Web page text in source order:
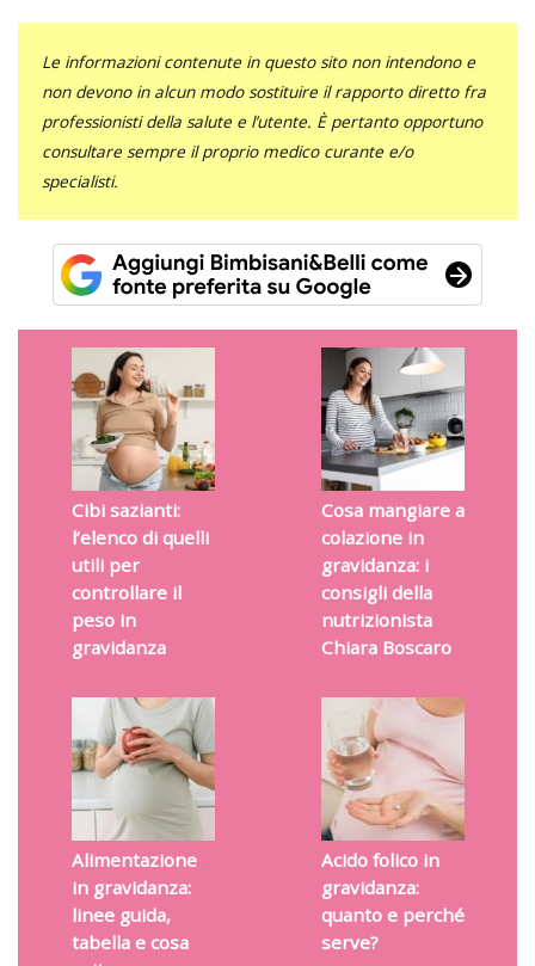
Le informazioni contenute in questo sito non intendono e
non devono in alcun modo sostituire il rapporto diretto fra
professionisti della salute e l’utente. È pertanto opportuno
consultare sempre il proprio medico curante e/o
specialisti.
Cibi sazianti:
l’elenco di quelli
utili per
controllare il
peso in
gravidanza
Cosa mangiare a
colazione in
gravidanza: i
consigli della
nutrizionista
Chiara Boscaro
Alimentazione
in gravidanza:
linee guida,
tabella e cosa
Acido folico in
gravidanza:
quanto e perché
serve?